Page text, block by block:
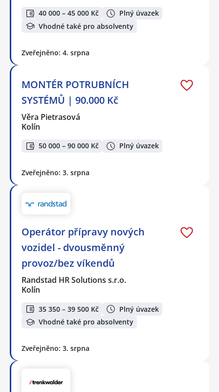
40 000 – 45 000 Kč
Plný úvazek
Vhodné také pro absolventy
Zveřejněno: 4. srpna
MONTÉR POTRUBNÍCH
SYSTÉMŮ | 90.000 Kč
Věra Pietrasová
Kolín
50 000 – 90 000 Kč Plný úvazek
Zveřejněno: 3. srpna
Operátor přípravy nových
vozidel - dvousměnný
provoz/bez víkendů
Randstad HR Solutions s.r.o.
Kolín
35 350 – 39 500 Kč
Plný úvazek
Vhodné také pro absolventy
Zveřejněno: 3. srpna